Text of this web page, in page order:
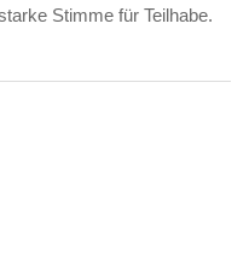
Stimme für Teilhabe.